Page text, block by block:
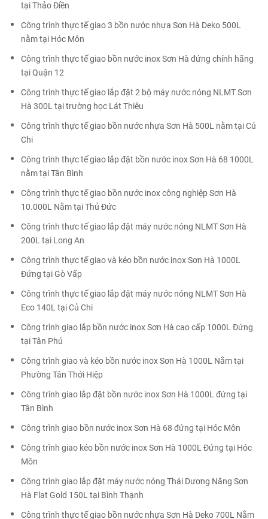
tại Thảo Điền
Công trình thực tế giao 3 bồn nước nhựa Sơn Hà Deko 500L
nằm tại Hóc Môn
Công trình thực tế giao bồn nước inox Sơn Hà đứng chính hãng
tại Quận 12
Công trình thực tế giao lắp đặt 2 bộ máy nước nóng NLMT Sơn
Hà 300L tại trường học Lát Thiêu
Công trình thực tế giao bồn nước nhựa Sơn Hà 500L nằm tại Củ
Chi
Công trình thực tế giao lắp đặt bồn nước inox Sơn Hà 68 1000L
nằm tại Tân Bình
Công trình thực tế giao bồn nước inox công nghiệp Sơn Hà
10.000L Nằm tại Thủ Đức
Công trình thưc tế giao lắp đặt máy nước nóng NLMT Sơn Hà
200L tại Long An
Công trình thực tế giao và kéo bồn nước inox Sơn Hà 1000L
Đứng tại Gò Vấp
Công trình thực tế giao lắp đặt máy nước nóng NLMT Sơn Hà
Eco 140L tại Củ Chi
Công trình giao lắp bồn nước inox Sơn Hà cao cấp 1000L Đứng
tại Tân Phú
Công trình giao và kéo bồn nước inox Sơn Hà 1000L Nằm tại
Phường Tân Thới Hiệp
Công trình giao lắp đặt bồn nước inox Sơn Hà 1000L đứng tại
Tân Bình
Công trình giao bồn nước inox Sơn Hà 68 đứng tại Hóc Môn
Công trình giao kéo bồn nước inox Sơn Hà 1000L Đứng tại Hóc
Môn
Công trình giao lắp đặt máy nước nóng Thái Dương Năng Sơn
Hà Flat Gold 150L tại Bình Thạnh
Công trình thực tế giao bồn nước nhựa Sơn Hà Deko 700L Nằm